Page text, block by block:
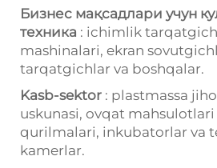
Бизнес мақсадлари учун
техника : ichimlik
mashinalari, ekran
tarqatgichlar va boshqalar.
Kasb-sektor : plastmassa
uskunasi, ovqat
qurilmalari, inkubatorlar va
kamerlar.